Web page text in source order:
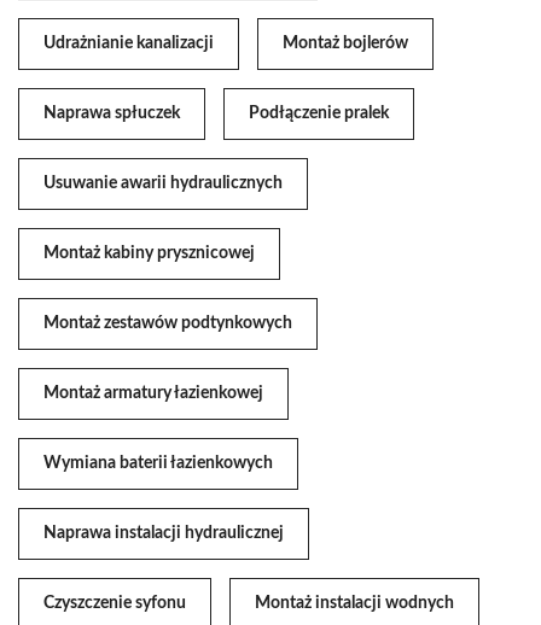
Udrażnianie kanalizacji Montaż bojlerów
Naprawa spłuczek Podłączenie pralek
Usuwanie awarii hydraulicznych
Montaż kabiny prysznicowej
Montaż zestawów podtynkowych
Montaż armatury łazienkowej
Wymiana baterii łazienkowych
Naprawa instalacji hydraulicznej
Czyszczenie syfonu Montaż instalacji wodnych